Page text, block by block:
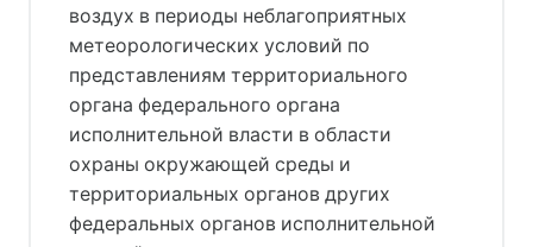
воздух в периоды неблагоприятных
метеорологических условий по
представлениям территориального
органа федерального органа
исполнительной власти в области
охраны окружающей среды и
территориальных органов других
федеральных органов исполнительной